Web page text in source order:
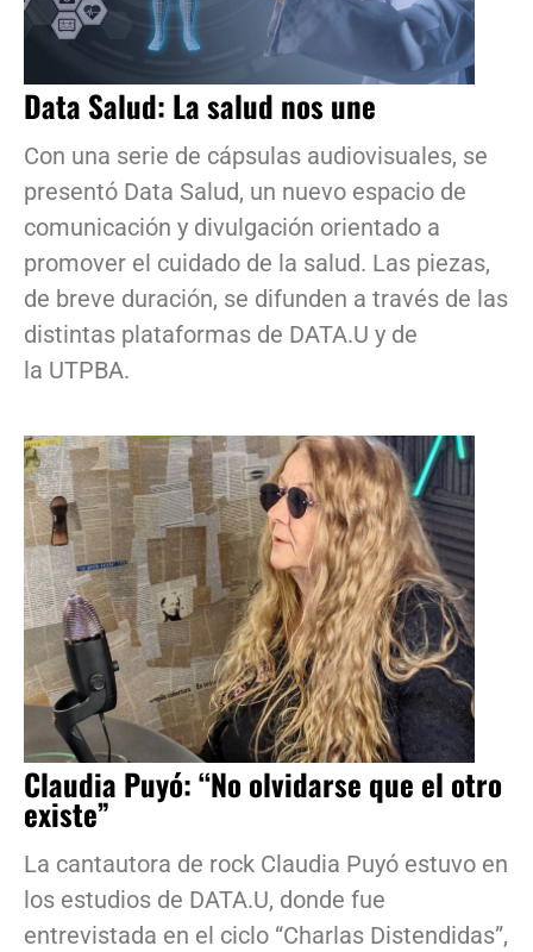
Data Salud: La salud nos une
Con una serie de cápsulas audiovisuales, se
presentó Data Salud, un nuevo espacio de
comunicación y divulgación orientado a
promover el cuidado de la salud. Las piezas,
de breve duración, se difunden a través de las
distintas plataformas de DATA.U y de
la UTPBA.
Claudia Puyó: “No olvidarse que el otro
existe”
La cantautora de rock Claudia Puyó estuvo en
los estudios de DATA.U, donde fue
entrevistada en el ciclo “Charlas Distendidas”,